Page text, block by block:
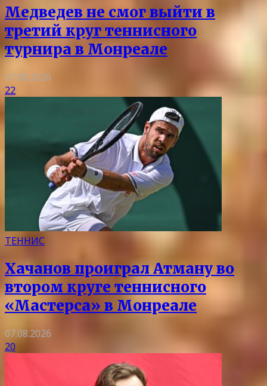
Медведев не смог выйти в
третий круг теннисного
турнира в Монреале
07.08.2026
22
ТЕННИС
Хачанов проиграл Атману во
втором круге теннисного
«Мастерса» в Монреале
07.08.2026
20